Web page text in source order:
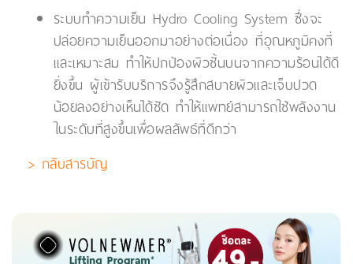
ระบบทำความเย็น Hydro Cooling System ซึ่งจะ
ปล่อยความเย็นออกมาอย่างต่อเนื่อง ที่อุณหภูมิคงที่
และเหมาะสม ทำให้ปกป้องผิวชั้นบนจากความร้อนได้ดี
ยิ่งขึ้น ผู้เข้ารับบริการจึงรู้สึกสบายผิวและเจ็บปวด
น้อยลงอย่างเห็นได้ชัด ทำให้แพทย์สามารถใช้พลังงาน
ในระดับที่สูงขึ้นเพื่อผลลัพธ์ที่ดีกว่า
> กลับสารบัญ